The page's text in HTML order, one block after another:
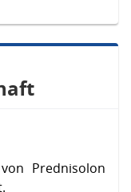
Prednisolon